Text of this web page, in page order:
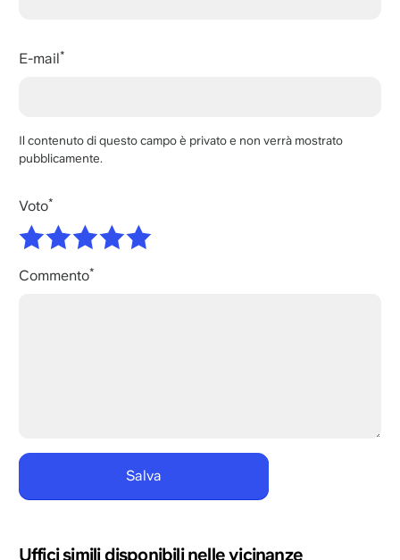
E-mail
Il contenuto di questo campo è privato e non verrà mostrato
pubblicamente.
Voto
Commento
Uffici simili disponibili nelle vicinanze